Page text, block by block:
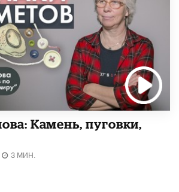
Камень, пуговки,
3 МИН.